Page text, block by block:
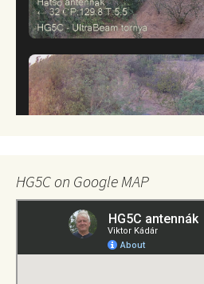
HG5C on Google MAP